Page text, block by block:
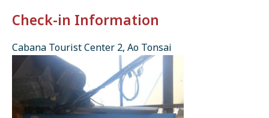
Check-in Information
Cabana Tourist Center 2, Ao Tonsai